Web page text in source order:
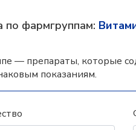
по фармгруппам:
— препараты, которые
показаниям.